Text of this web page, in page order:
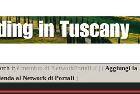
è membro di NetworkPortali.it | [ Aggiungi la
al Network di Portali]